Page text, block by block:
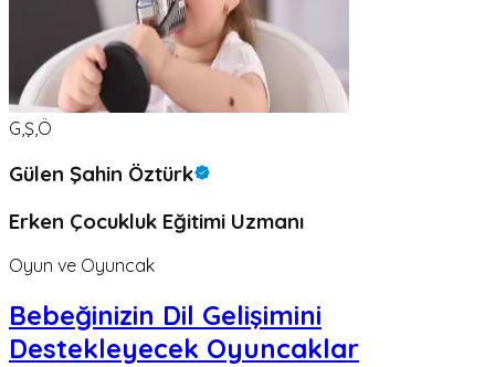
G,Ş,Ö
Gülen Şahin Öztürk
Erken Çocukluk Eğitimi Uzmanı
Oyun ve Oyuncak
Bebeğinizin Dil Gelişimini
Destekleyecek Oyuncaklar